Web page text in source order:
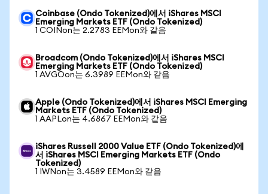
Coinbase (Ondo Tokenized)에서 iShares MSCI
Emerging Markets ETF (Ondo Tokenized)
1 COINon는 2.2783 EEMon와 같음
Broadcom (Ondo Tokenized)에서 iShares MSCI
Emerging Markets ETF (Ondo Tokenized)
1 AVGOon는 6.3989 EEMon와 같음
Apple (Ondo Tokenized)에서 iShares MSCI Emerging
Markets ETF (Ondo Tokenized)
1 AAPLon는 4.6867 EEMon와 같음
iShares Russell 2000 Value ETF (Ondo Tokenized)에
서 iShares MSCI Emerging Markets ETF (Ondo
Tokenized)
1 IWNon는 3.4589 EEMon와 같음